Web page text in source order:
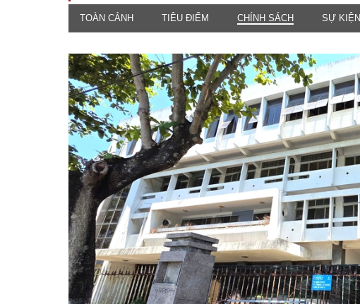
TOÀN CẢNH
Chính sách
Sự kiện
Đối thoại
Thế giới
PHÁP LUẬT
luật
Góc nhìn luật gia
Hồ sơ điều tra
Tiếng nói công dân
An ninh - Hình sự
ĐA CHIỀU
Quan điểm
INFOCUS
TOÀN CẢNH TIÊU ĐIỂM CHÍNH SÁCH SỰ KIỆN